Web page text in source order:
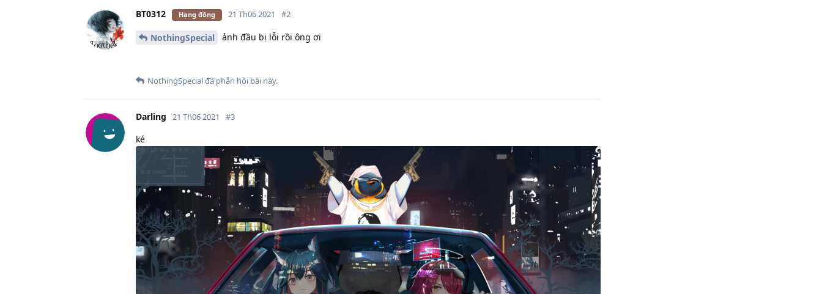
BT0312 Hạng đồng 21 Th06 2021 #2
NothingSpecial ảnh đầu bị lỗi rồi ông ơi
NothingSpecialđã phản hồi bài này.
Darling 21 Th06 2021 #3
ké